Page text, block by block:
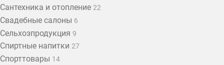
Сантехника и отопление 22
Свадебные салоны 6
Сельхозпродукция 9
Спиртные напитки 27
Спорттовары 14